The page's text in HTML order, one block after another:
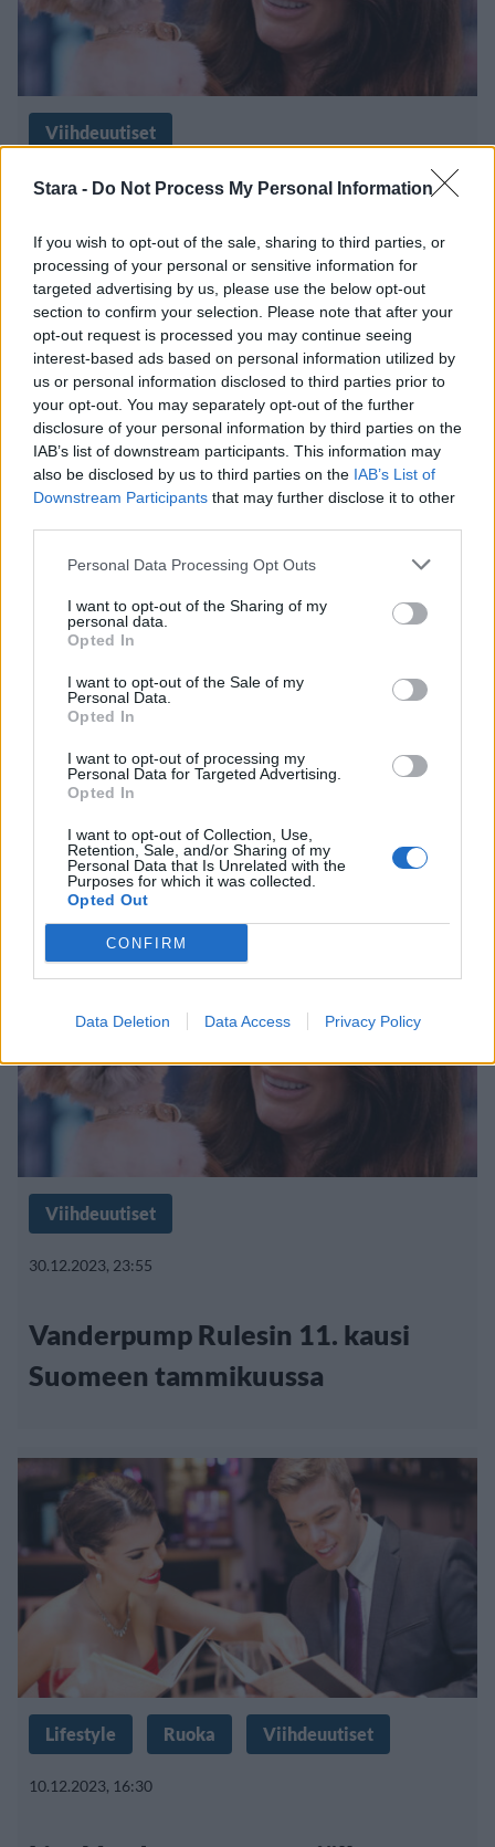
Stara - Do Not Process My Personal Information
If you wish to opt-out of the sale, sharing to third parties, or
processing of your personal or sensitive information for
targeted advertising by us, please use the below opt-out
section to confirm your selection. Please note that after your
opt-out request is processed you may continue seeing
interest-based ads based on personal information utilized by
us or personal information disclosed to third parties prior to
your opt-out. You may separately opt-out of the further
disclosure of your personal information by third parties on the
IAB’s list of downstream participants. This information may
also be disclosed by us to third parties on the IAB’s List of
Downstream Participants that may further disclose it to other
Personal Data Processing Opt Outs
I want to opt-out of the Sharing of my
personal data.
Opted In
I want to opt-out of the Sale of my
Personal Data.
Opted In
I want to opt-out of processing my
Personal Data for Targeted Advertising.
Opted In
I want to opt-out of Collection, Use,
Retention, Sale, and/or Sharing of my
Personal Data that Is Unrelated with the
Purposes for which it was collected.
Opted Out
CONFIRM
Data Deletion Data Access Privacy Policy
Viihdeuutiset
1.6.2024, 21:00
Lisa Vanderpump paljasti: ”Tiesin
ystäväpariskunnan pettäjän”
Viihdeuutiset
10.4.2024, 11:00
Lisa Vanderpump esitteli
realitysarja kuvattiin
Viihdeuutiset
30.12.2023, 23:55
Vanderpump Rulesin 11. kausi
Suomeen tammikuussa
Lifestyle Ruoka Viihdeuutiset
10.12.2023, 16:30